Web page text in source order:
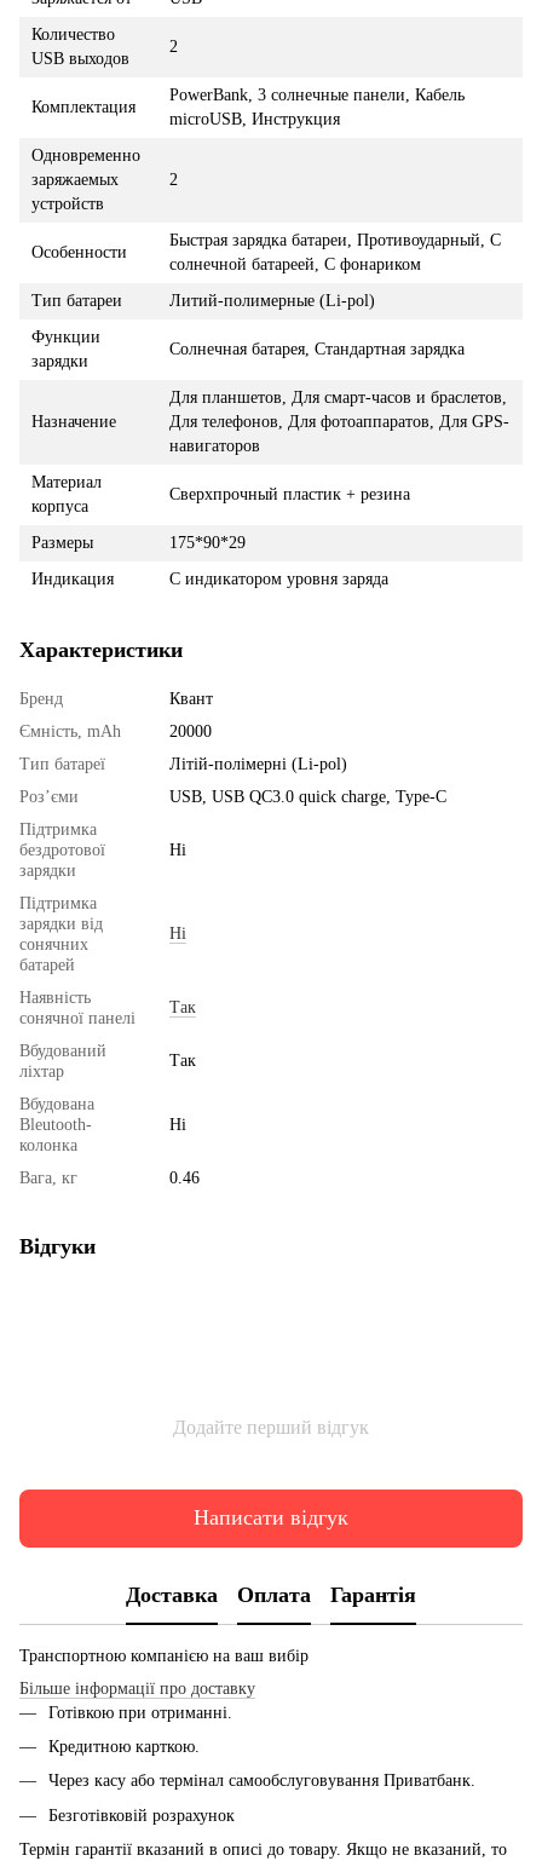
Количество
USB выходов
2
Комплектация
PowerBank, 3 солнечные панели, Кабель
microUSB, Инструкция
Одновременно
заряжаемых
устройств
2
Особенности
Быстрая зарядка батареи, Противоударный, С
солнечной батареей, С фонариком
Тип батареи
Литий-полимерные (Li-pol)
Функции
зарядки
Солнечная батарея, Стандартная зарядка
Назначение
Для планшетов, Для смарт-часов и браслетов,
Для телефонов, Для фотоаппаратов, Для GPS-
навигаторов
Материал
корпуса
Сверхпрочный пластик + резина
Размеры
175*90*29
Индикация
С индикатором уровня заряда
Характеристики
Бренд
Квант
Ємність, mAh
20000
Тип батареї
Літій-полімерні (Li-pol)
Роз’єми
USB, USB QC3.0 quick charge, Type-C
Підтримка
бездротової
зарядки
Ні
Підтримка
зарядки від
сонячних
батарей
Ні
Наявність
сонячної панелі
Так
Вбудований
ліхтар
Так
Вбудована
Bleutooth-
колонка
Ні
Вага, кг 0.46
Відгуки
Додайте перший відгук
Написати відгук
Доставка Оплата Гарантія
Транспортною компанією на ваш вибір
Більше інформації про доставку
Готівкою при отриманні.
Кредитною карткою.
Через касу або термінал самообслуговування Приватбанк.
Безготівковій розрахунок
Термін гарантії вказаний в описі до товару. Якщо не вказаний, то